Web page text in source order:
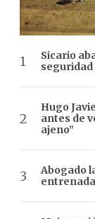
Sicario
seguridad
Hugo
antes de
ajeno”
Abogado